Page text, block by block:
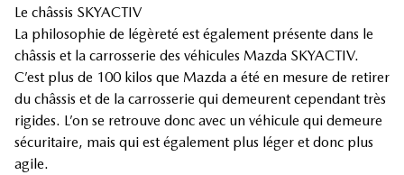
Le châssis SKYACTIV
La philosophie de légèreté est également présente dans le
châssis et la carrosserie des véhicules Mazda SKYACTIV.
C’est plus de 100 kilos que Mazda a été en mesure de retirer
du châssis et de la carrosserie qui demeurent cependant très
rigides. L’on se retrouve donc avec un véhicule qui demeure
sécuritaire, mais qui est également plus léger et donc plus
agile.